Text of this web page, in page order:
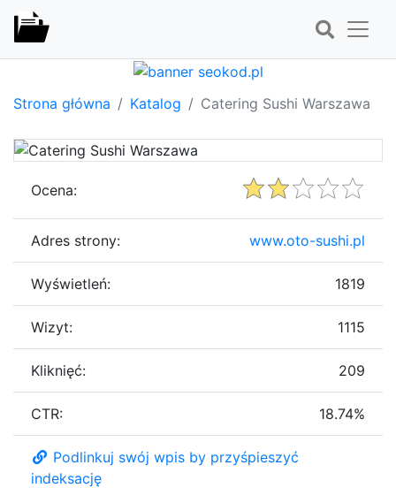
Strona główna Katalog Catering Sushi Warszawa
Ocena:
Adres strony: www.oto-sushi.pl
Wyświetleń: 1819
Wizyt: 1115
Kliknięć: 209
CTR: 18.74%
Podlinkuj swój wpis by przyśpieszyć
indeksację